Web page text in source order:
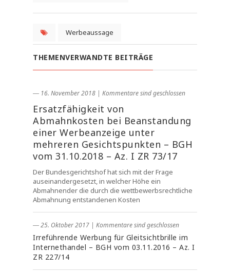
Werbeaussage
THEMENVERWANDTE BEITRÄGE
― 16. November 2018 | Kommentare sind geschlossen
Ersatzfähigkeit von
Abmahnkosten bei Beanstandung
einer Werbeanzeige unter
mehreren Gesichtspunkten – BGH
vom 31.10.2018 – Az. I ZR 73/17
Der Bundesgerichtshof hat sich mit der Frage
auseinandergesetzt, in welcher Höhe ein
Abmahnender die durch die wettbewerbsrechtliche
Abmahnung entstandenen Kosten
― 25. Oktober 2017 | Kommentare sind geschlossen
Irreführende Werbung für Gleitsichtbrille im
Internethandel – BGH vom 03.11.2016 – Az. I
ZR 227/14